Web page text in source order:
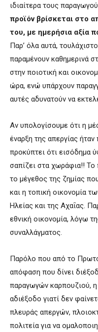
ιδιαίτερα τους
προϊόν βρίσκεται στο
του, με ημερήσια αξία
Παρ’ όλα αυτά,
παραμένουν καθημερινά
στην ποιοτική και
ώρα, ενώ υπάρχουν
αυτές αδυνατούν να
Αν υπολογίσουμε ότι η
έναρξη της απεργίας
προκύπτει ότι εισόδημα
σαπίζει στα χωράφια!! Το
το μέγεθος της ζημίας
και η τοπική οικονομία
Ηλείας και της Αχαΐας.
εθνική οικονομία, λόγω
συναλλάγματος.
Παρόλο που από το
απόφαση που δίνει
παραγωγών καρπουζιού,
αδιέξοδο γιατί δεν
πλευράς απεργών,
πολιτεία για να